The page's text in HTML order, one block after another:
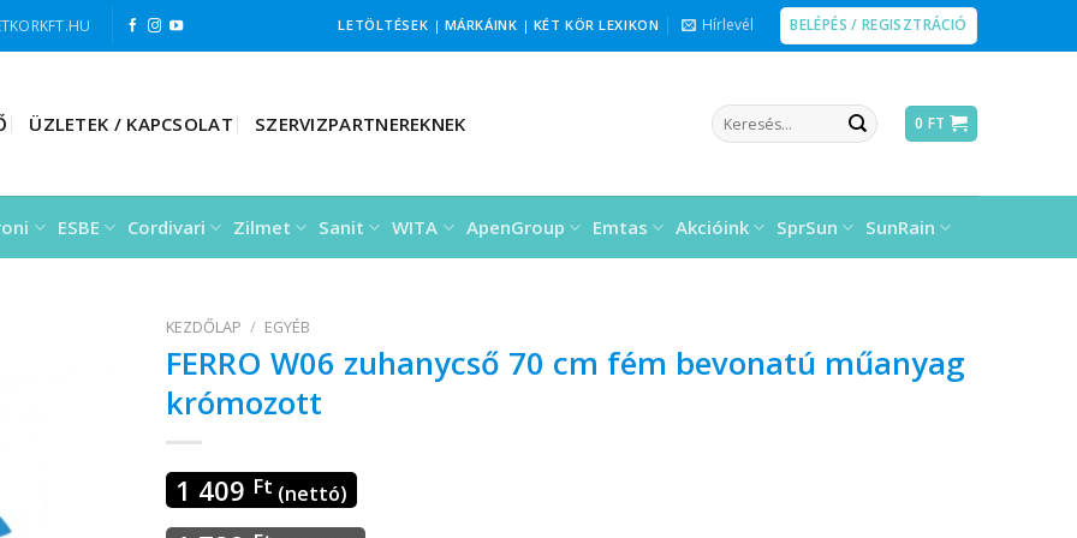
LETÖLTÉSEK | MÁRKÁINK | KÉT KÖR LEXIKON Hírlevél BELÉPÉS / REGISZTRÁCIÓ
ÜZLETEK / KAPCSOLAT SZERVIZPARTNEREKNEK
Keresés
a
0 FT
ESBE Cordivari Zilmet Sanit WITA ApenGroup Emtas Akcióink SprSun SunRain
KEZDŐLAP / EGYÉB
FERRO W06 zuhanycső 70 cm fém bevonatú műanyag
krómozott
1 409 Ft (nettó)